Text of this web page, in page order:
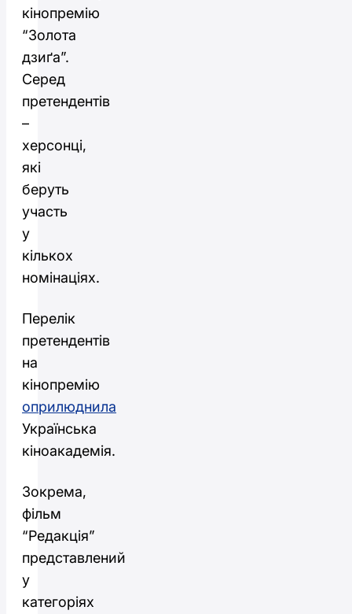
кінопремію
“Золота
дзиґа”.
Серед
претендентів
–
херсонці,
які
беруть
участь
у
кількох
номінаціях.
Перелік
претендентів
на
кінопремію
оприлюднила
Українська
кіноакадемія.
Зокрема,
фільм
“Редакція”
представлений
у
категоріях